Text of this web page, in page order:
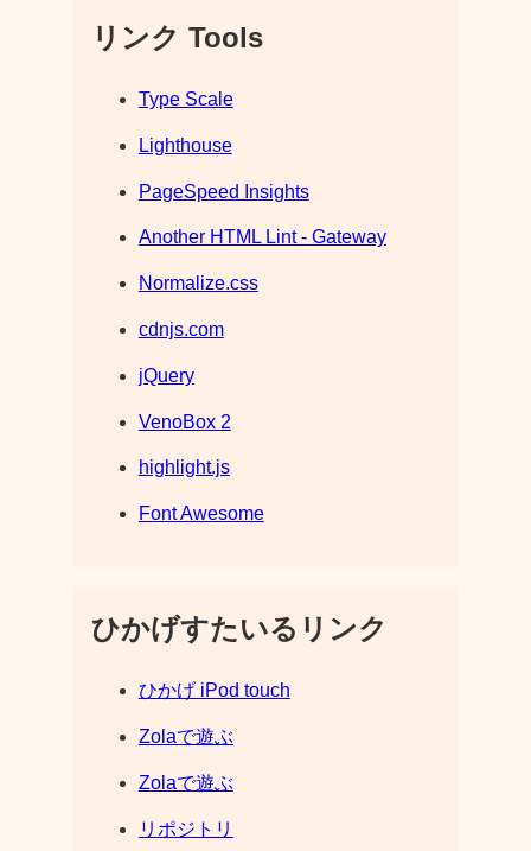
リンク Tools
Type Scale
Lighthouse
PageSpeed Insights
Another HTML Lint - Gateway
Normalize.css
cdnjs.com
jQuery
VenoBox 2
highlight.js
Font Awesome
ひかげすたいるリンク
ひかげ iPod touch
Zolaで遊ぶ
Zolaで遊ぶ
リポジトリ